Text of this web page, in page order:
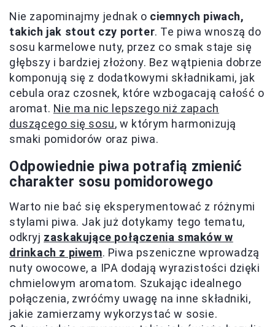
Nie zapominajmy jednak o ciemnych piwach,
takich jak stout czy porter. Te piwa wnoszą do
sosu karmelowe nuty, przez co smak staje się
głębszy i bardziej złożony. Bez wątpienia dobrze
komponują się z dodatkowymi składnikami, jak
cebula oraz czosnek, które wzbogacają całość o
aromat. Nie ma nic lepszego niż zapach
duszącego się sosu, w którym harmonizują
smaki pomidorów oraz piwa.
Odpowiednie piwa potrafią zmienić
charakter sosu pomidorowego
Warto nie bać się eksperymentować z różnymi
stylami piwa. Jak już dotykamy tego tematu,
odkryj zaskakujące połączenia smaków w
drinkach z piwem. Piwa pszeniczne wprowadzą
nuty owocowe, a IPA dodają wyrazistości dzięki
chmielowym aromatom. Szukając idealnego
połączenia, zwróćmy uwagę na inne składniki,
jakie zamierzamy wykorzystać w sosie.